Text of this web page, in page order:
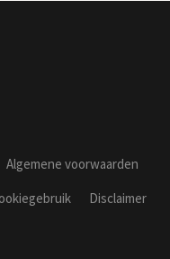
Algemene voorwaarden
Disclaimer